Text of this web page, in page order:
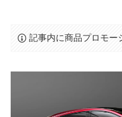
記事内に商品プロモー